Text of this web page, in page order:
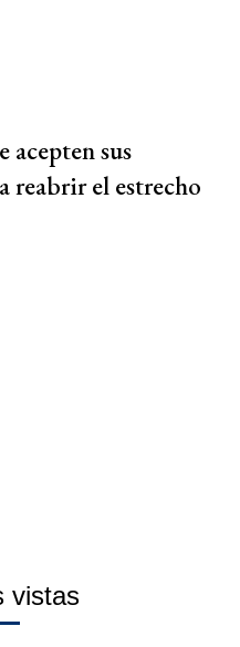
acepten sus
reabrir el estrecho
vistas